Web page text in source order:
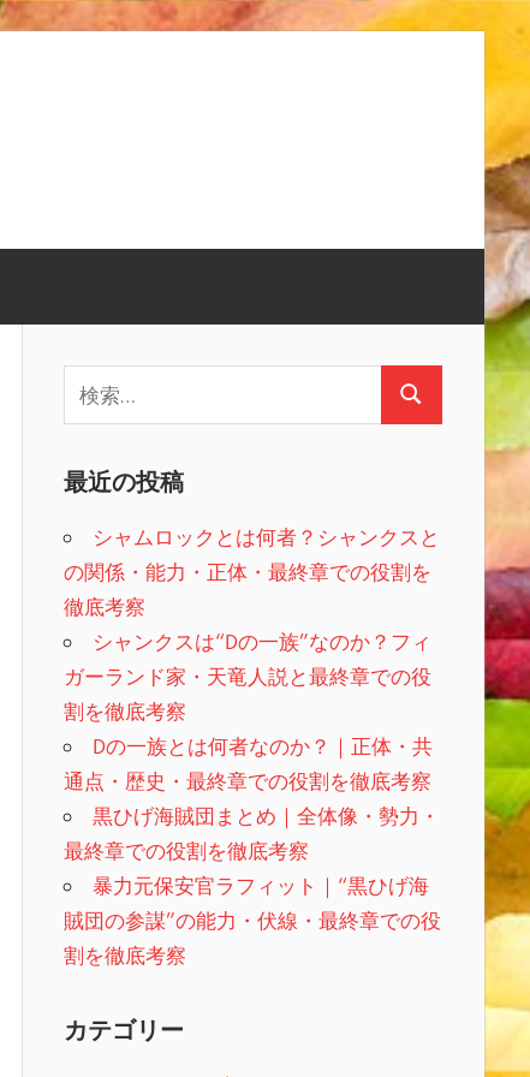
検
最近の投稿
シャムロックとは何者？シャンクスと
の関係・能力・正体・最終章での役割を
徹底考察
シャンクスは“Dの一族”なのか？フィ
ガーランド家・天竜人説と最終章での役
割を徹底考察
Dの一族とは何者なのか？｜正体・共
通点・歴史・最終章での役割を徹底考察
黒ひげ海賊団まとめ｜全体像・勢力・
最終章での役割を徹底考察
暴力元保安官ラフィット｜“黒ひげ海
賊団の参謀”の能力・伏線・最終章での役
割を徹底考察
カテゴリー